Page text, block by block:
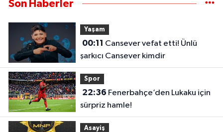
Son Haberler
Yaşam
00:11
şarkıcı Cansever kimdir
Spor
22:36
sürpriz hamle!
Asayiş